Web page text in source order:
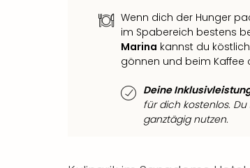
Wenn dich der Hunger
im Spabereich bestens
Marina kannst du
gönnen und beim
Deine
für dich kostenlos.
ganztägig nutzen.